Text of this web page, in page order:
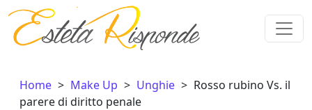
Vai al contenuto
Home Make Up Unghie
Rosso rubino Vs. il
parere di diritto penale